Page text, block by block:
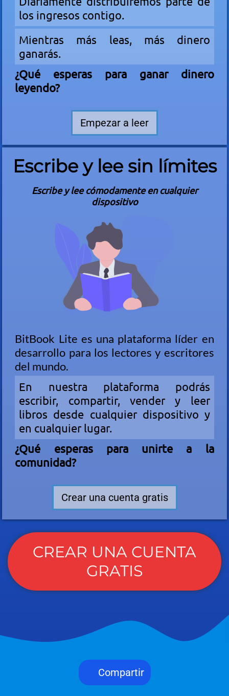
los ingresos contigo.
Mientras más leas, más dinero
ganarás.
¿Qué esperas para ganar dinero
leyendo?
Empezar a leer
Escribe y lee sin límites
Escribe y lee cómodamente en cualquier
dispositivo
BitBook Lite es una plataforma líder en
desarrollo para los lectores y escritores
del mundo.
En nuestra plataforma podrás
escribir, compartir, vender y leer
libros desde cualquier dispositivo y
en cualquier lugar.
¿Qué esperas para unirte a la
comunidad?
Crear una cuenta gratis
CREAR UNA CUENTA
GRATIS
Compartir